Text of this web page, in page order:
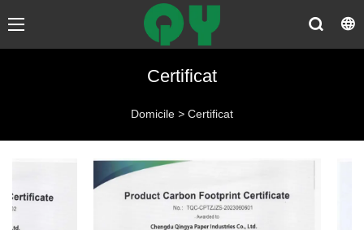
Certificat
Domicile > Certificat